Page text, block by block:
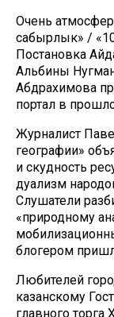
Очень
сабырлык» /
Постановка
Альбины
Абдрахимова
портал в
Журналист
географии»
и скудность
дуализм
Слушатели
«природному
блогером
Любителей
казанскому
главного торга